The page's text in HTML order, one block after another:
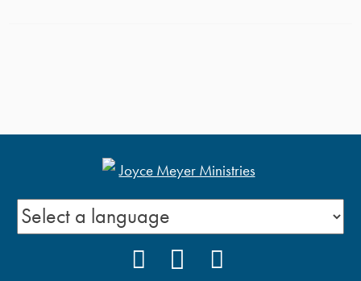
FACEBOOK
YOUTUBE